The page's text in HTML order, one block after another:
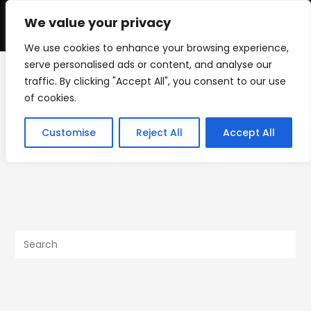
We value your privacy
We use cookies to enhance your browsing experience,
serve personalised ads or content, and analyse our
traffic. By clicking "Accept All", you consent to our use
of cookies.
Customise Reject All Accept All
Skip
IMG_1058